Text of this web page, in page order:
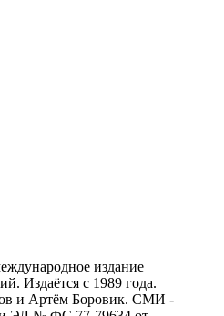
издание
Издаётся с 1989 года.
и Артём Боровик. CМИ -